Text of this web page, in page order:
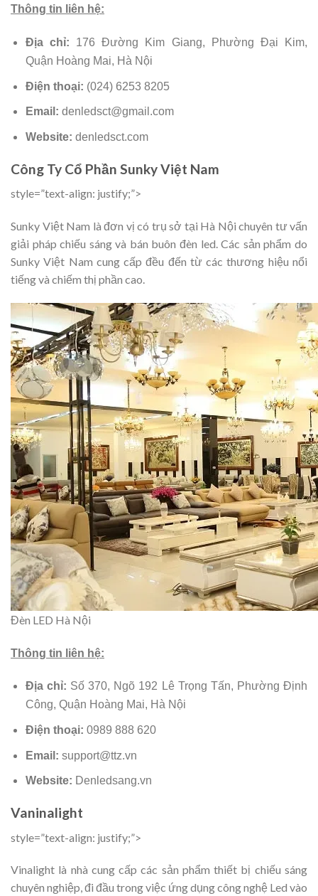
Thông tin liên hệ:
Địa chỉ: 176 Đường Kim Giang, Phường Đại Kim,
Quận Hoàng Mai, Hà Nội
Điện thoại: (024) 6253 8205
Email: denledsct@gmail.com
Website: denledsct.com
Công Ty Cổ Phần Sunky Việt Nam
style=”text-align: justify;”>
Sunky Việt Nam là đơn vị có trụ sở tại Hà Nội chuyên tư vấn
giải pháp chiếu sáng và bán buôn đèn led. Các sản phẩm do
Sunky Việt Nam cung cấp đều đến từ các thương hiệu nổi
tiếng và chiếm thị phần cao.
Đèn LED Hà Nội
Thông tin liên hệ:
Địa chỉ: Số 370, Ngõ 192 Lê Trọng Tấn, Phường Định
Công, Quận Hoàng Mai, Hà Nội
Điện thoại: 0989 888 620
Email: support@ttz.vn
Website: Denledsang.vn
Vaninalight
style=”text-align: justify;”>
Vinalight là nhà cung cấp các sản phẩm thiết bị chiếu sáng
chuyên nghiệp, đi đầu trong việc ứng dụng công nghệ Led vào